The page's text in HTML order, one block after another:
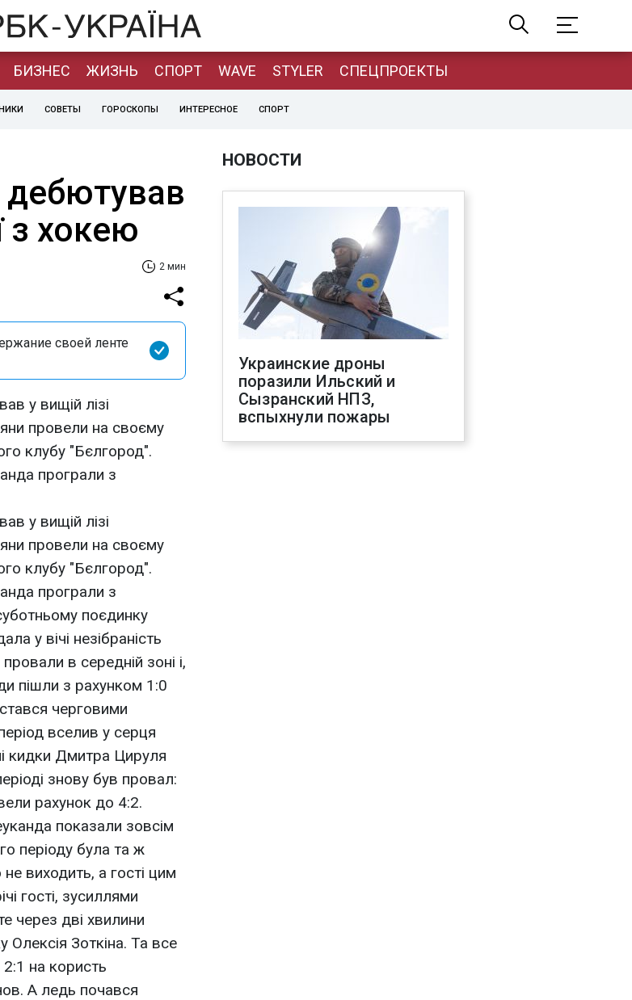
БИЗНЕС ЖИЗНЬ СПОРТ WAVE STYLER СПЕЦПРОЕКТЫ
СОВЕТЫ ГОРОСКОПЫ ИНТЕРЕСНОЕ СПОРТ
дебютував
з хокею
2 мин
своей ленте
у вищій лізі
провели на своєму
клубу "Бєлгород".
програли з
у вищій лізі
провели на своєму
клубу "Бєлгород".
програли з
поєдинку
у вічі незібраність
в середній зоні і,
пішли з рахунком 1:0
черговими
вселив у серця
кидки Дмитра Цируля
знову був провал:
рахунок до 4:2.
показали зовсім
періоду була та ж
виходить, а гості цим
гості, зусиллями
через дві хвилини
Олексія Зоткіна. Та все
на користь
А ледь почався
НОВОСТИ
Украинские дроны
поразили Ильский и
Сызранский НПЗ,
вспыхнули пожары